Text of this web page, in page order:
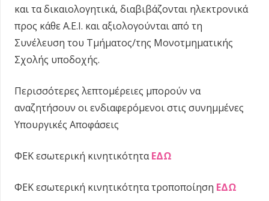
και τα δικαιολογητικά, διαβιβάζονται ηλεκτρονικά
προς κάθε Α.Ε.Ι. και αξιολογούνται από τη
Συνέλευση του Τμήματος/της Μονοτμηματικής
Σχολής υποδοχής.
Περισσότερες λεπτομέρειες μπορούν να
αναζητήσουν οι ενδιαφερόμενοι στις συνημμένες
Υπουργικές Αποφάσεις
ΦΕΚ εσωτερική κινητικότηταΕΔΩ
ΦΕΚ εσωτερική κινητικότητα τροποποίηση ΕΔΩ